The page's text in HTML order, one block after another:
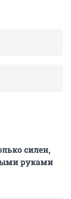
силен,
руками